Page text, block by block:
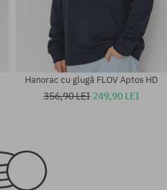
Hanorac cu glugă FLOV Aptos HD
356,90 LEI 249,90 LEI